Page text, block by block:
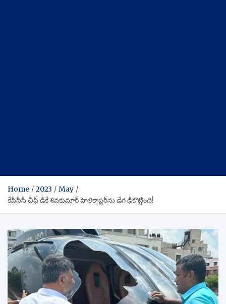
Home 2023
May
కేపీసీసీ చీఫ్ డీకే శివకుమార్ హెలికాప్టర్‌ను డేగ ఢీకొట్టింది!